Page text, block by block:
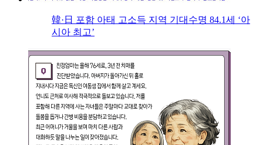
韓·日 포함 아태 고소득 지역 기대수명 84.1세 ‘아
시아 최고’